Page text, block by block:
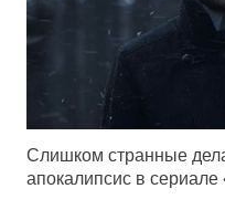
Слишком странные
апокалипсис в сериале